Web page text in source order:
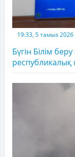
19:33, 5 тамыз 2026
Бүгін Білім
республикалық